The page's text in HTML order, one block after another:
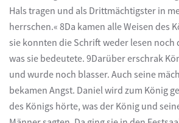
Hals tragen und als Drittmächtigster in
herrschen.« 8Da kamen alle Weisen des
sie konnten die Schrift weder lesen noch
was sie bedeutete. 9Darüber erschrak
und wurde noch blasser. Auch seine
bekamen Angst. Daniel wird zum König
des Königs hörte, was der König und